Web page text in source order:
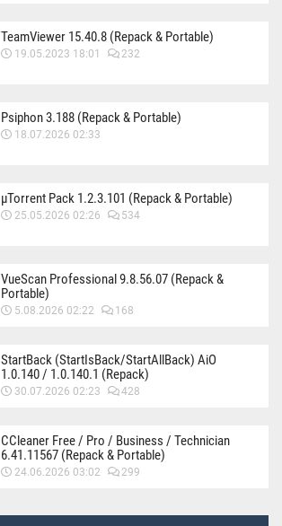
TeamViewer 15.40.8 (Repack & Portable)
19.05.2023 18:01 232
Psiphon 3.188 (Repack & Portable)
18.07.2026 02:33
µTorrent Pack 1.2.3.101 (Repack & Portable)
25.05.2026 02:26 534
VueScan Professional 9.8.56.07 (Repack &
Portable)
5.08.2026 02:22 168
StartBack (StartIsBack/StartAllBack) AiO
1.0.140 / 1.0.140.1 (Repack)
30.07.2026 02:23 428
CCleaner Free / Pro / Business / Technician
6.41.11567 (Repack & Portable)
24.06.2026 03:02 299